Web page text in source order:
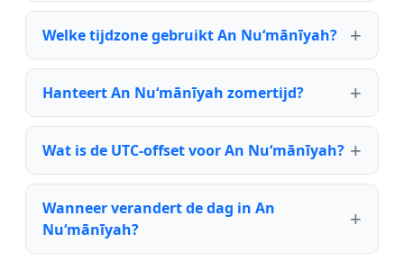
Welke tijdzone gebruikt An Nu‘mānīyah?
Hanteert An Nu‘mānīyah zomertijd?
Wat is de UTC-offset voor An Nu‘mānīyah?
Wanneer verandert de dag in An
Nu‘mānīyah?